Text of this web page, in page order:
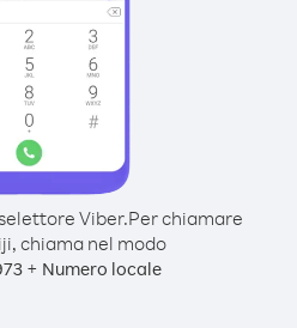
Viber.Per chiamare
chiama nel modo
+ Numero locale